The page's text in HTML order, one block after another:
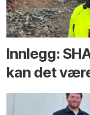
Innlegg:
kan det